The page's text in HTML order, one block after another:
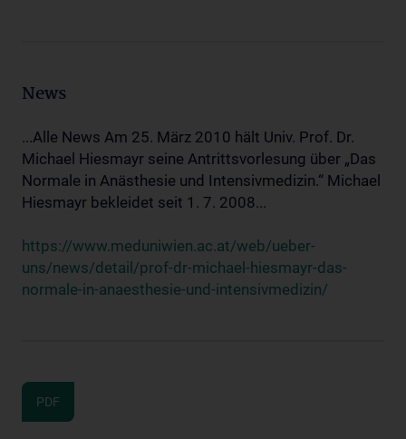
News
...Alle News Am 25. März 2010 hält Univ. Prof. Dr.
Michael Hiesmayr seine Antrittsvorlesung über „Das
Normale in Anästhesie und Intensivmedizin.“ Michael
Hiesmayr bekleidet seit 1. 7. 2008...
https://www.meduniwien.ac.at/web/ueber-
uns/news/detail/prof-dr-michael-hiesmayr-das-
normale-in-anaesthesie-und-intensivmedizin/
PDF